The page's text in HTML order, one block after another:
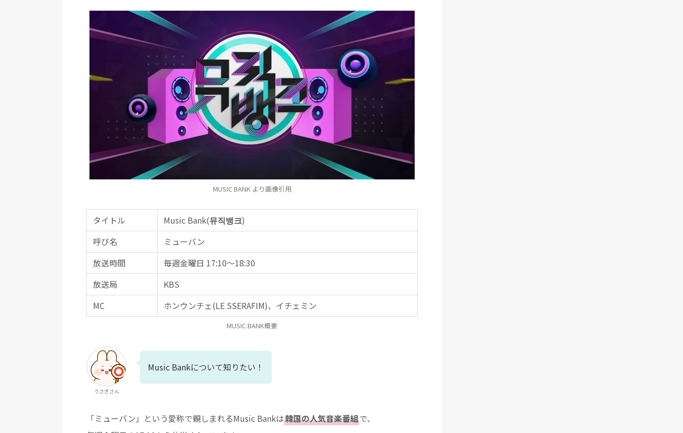
MUSIC BANK より画像引用
タイトル Music Bank(뮤직뱅크)
呼び名
ミューバン
放送時間
毎週金曜日 17:10〜18:30
放送局
KBS
MC
ホンウンチェ(LE SSERAFIM)、イチェミン
MUSIC BANK概要
うさぎさん
Music Bankについて知りたい！
「ミューバン」という愛称で親しまれるMusic Bankは韓国の人気音楽番組で、